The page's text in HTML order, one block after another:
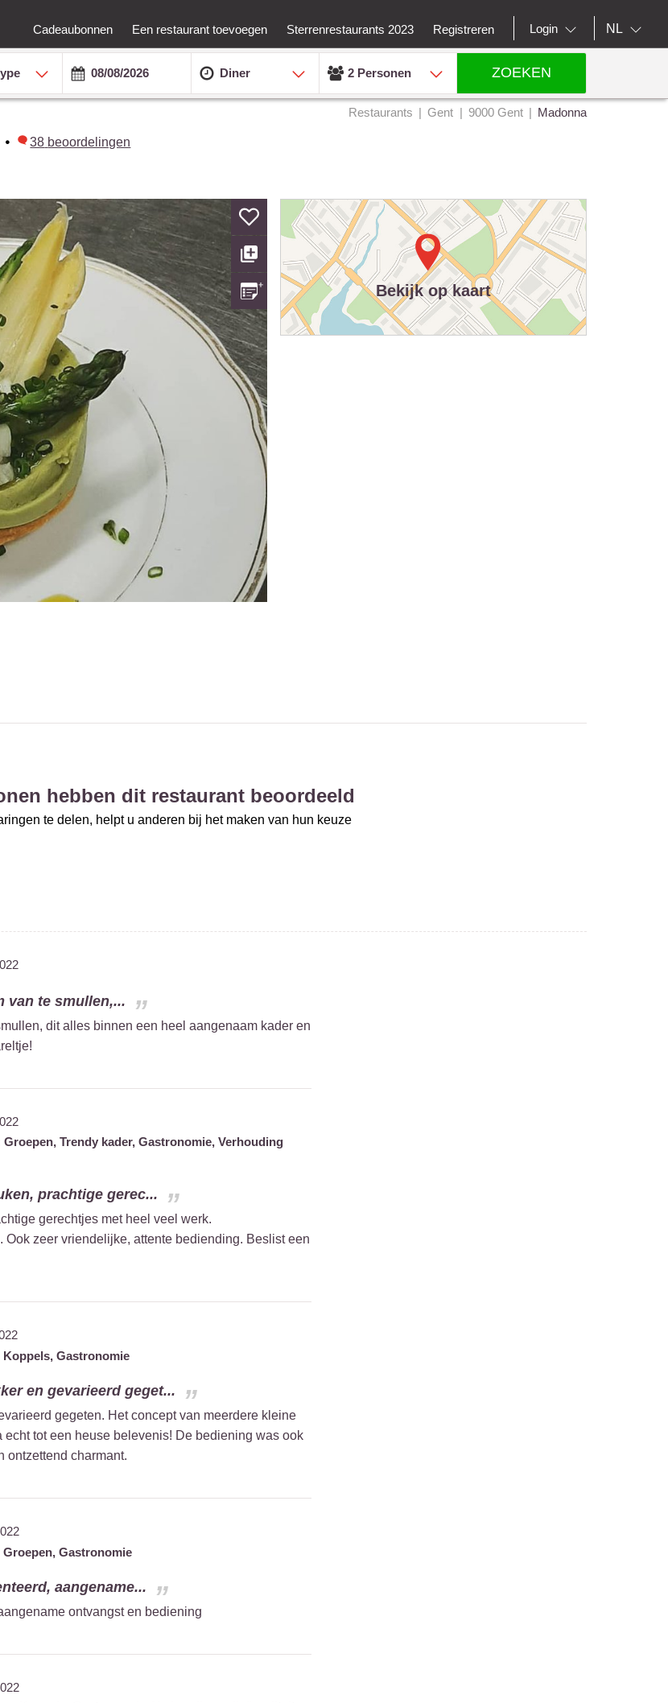
Cadeaubonnen Een restaurant toevoegen Sterrenrestaurants 2023 Registreren Login NL
Diner 2 Personen ZOEKEN
Restaurants Gent 9000 Gent Madonna
• 38 beoordelingen
Bekijk op kaart
hebben dit restaurant beoordeeld
te delen, helpt u anderen bij het maken van hun keuze
van te smullen,...
dit alles binnen een heel aangenaam kader en
Groepen, Trendy kader, Gastronomie, Verhouding
prachtige gerec...
gerechtjes met heel veel werk.
zeer vriendelijke, attente bediending. Beslist een
Koppels, Gastronomie
en gevarieerd geget...
gegeten. Het concept van meerdere kleine
tot een heuse belevenis! De bediening was ook
ontzettend charmant.
Groepen, Gastronomie
aangename...
ontvangst en bediening